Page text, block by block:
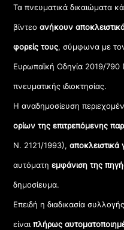
Τα πνευματικά δικαιώματα
βίντεοανήκουν
φορείς τους, σύμφωνα με
Ευρωπαϊκή Οδηγία 2019/790
πνευματικής ιδιοκτησίας.
Η αναδημοσίευση
ορίων της επιτρεπόμενης
Ν. 2121/1993),
αυτόματηεμφάνιση της
δημοσίευμα.
Επειδή η διαδικασία
είναιπλήρως